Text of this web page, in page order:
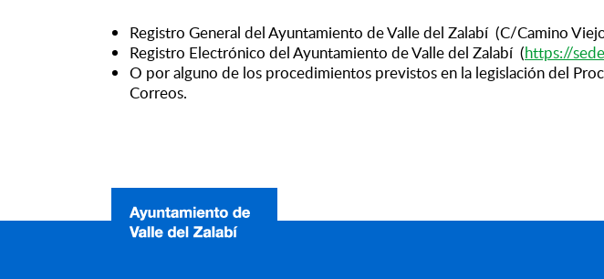
Registro General del Ayuntamiento de Valle del Zalabí (C/Camino
Registro Electrónico del Ayuntamiento de Valle del Zalabí (https://
O por alguno de los procedimientos previstos en la legislación del
Correos.